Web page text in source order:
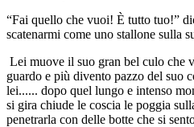
“Fai quello che vuoi! È tutto tuo!”
scatenarmi come uno stallone sulla
Lei muove il suo gran bel culo che
guardo e più divento pazzo del suo
lei...... dopo quel lungo e intenso
si gira chiude le coscia le poggia
penetrarla con delle botte che si